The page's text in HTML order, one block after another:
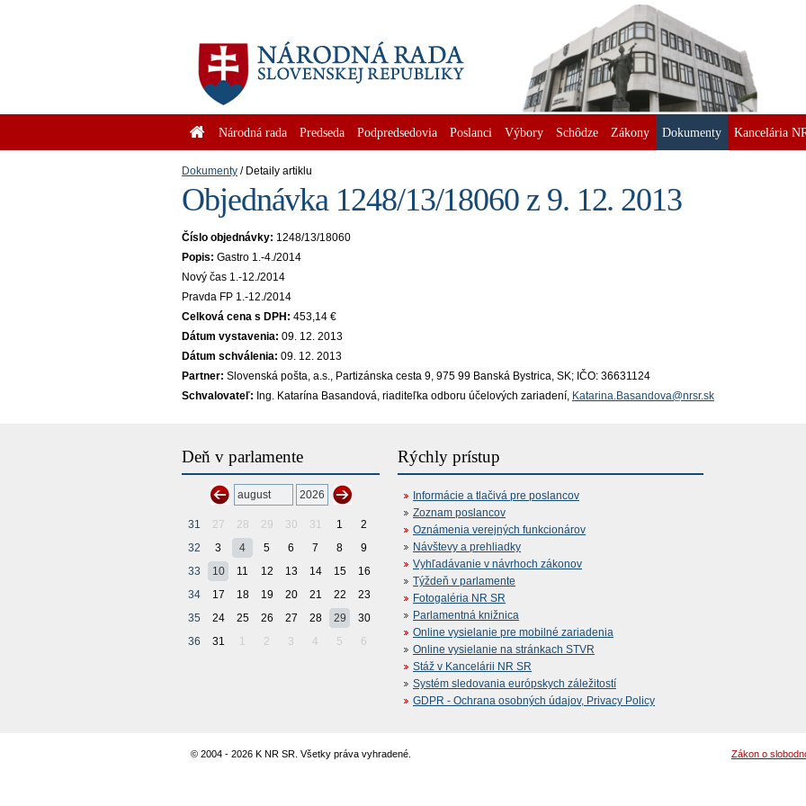
Národná rada Predseda Podpredsedovia Poslanci Výbory Schôdze Zákony Dokumenty Kancelária
Dokumenty Detaily artiklu
Objednávka 1248/13/18060 z 9. 12. 2013
Číslo objednávky: 1248/13/18060
Popis: Gastro 1.-4./2014
Nový čas 1.-12./2014
Pravda FP 1.-12./2014
Celková cena s DPH: 453,14 €
Dátum vystavenia: 09. 12. 2013
Dátum schválenia: 09. 12. 2013
Partner: Slovenská pošta, a.s., Partizánska cesta 9, 975 99 Banská Bystrica, SK; IČO: 36631124
Schvalovateľ: Ing. Katarína Basandová, riaditeľka odboru účelových zariadení, Katarina.Basandova@nrsr.sk
Deň v parlamente
31 27 28 29 30 31 1
2
32
3 4 5 6 7 8
9
33
10 11 12 13 14 15
16
34
17 18 19 20 21 22
23
35
24 25 26 27 28 29
30
36
31 1 2 3 4 5 6
Rýchly prístup
Informácie a tlačivá pre poslancov
Zoznam poslancov
Oznámenia verejných funkcionárov
Návštevy a prehliadky
Vyhľadávanie v návrhoch zákonov
Týždeň v parlamente
Fotogaléria NR SR
Parlamentná knižnica
Online vysielanie pre mobilné zariadenia
Online vysielanie na stránkach STVR
Stáž v Kancelárii NR SR
Systém sledovania európskych záležitostí
GDPR - Ochrana osobných údajov, Privacy Policy
© 2004 - 2026 K NR SR. Všetky práva vyhradené. Zákon o